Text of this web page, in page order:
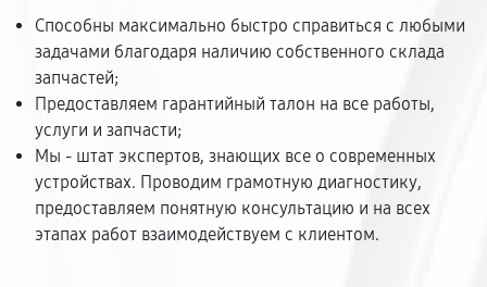
Способны максимально быстро справиться с любыми
задачами благодаря наличию собственного склада
запчастей;
Предоставляем гарантийный талон на все работы,
услуги и запчасти;
Мы - штат экспертов, знающих все о современных
устройствах. Проводим грамотную диагностику,
предоставляем понятную консультацию и на всех
этапах работ взаимодействуем с клиентом.